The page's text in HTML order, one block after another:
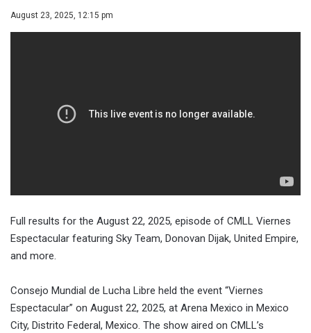
August 23, 2025, 12:15 pm
Full results for the August 22, 2025, episode of CMLL Viernes
Espectacular featuring Sky Team, Donovan Dijak, United Empire,
and more.
Consejo Mundial de Lucha Libre held the event “Viernes
Espectacular” on August 22, 2025, at Arena Mexico in Mexico
City, Distrito Federal, Mexico. The show aired on CMLL’s